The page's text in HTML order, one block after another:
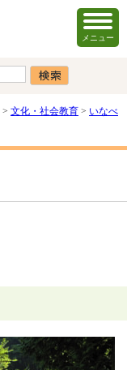
メニュー
> 文化・社会教育 > いなべ